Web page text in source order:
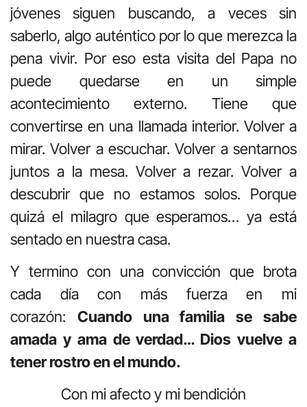
jóvenes siguen buscando, a veces sin
saberlo, algo auténtico por lo que merezca la
pena vivir. Por eso esta visita del Papa no
puede quedarse en un simple
acontecimiento externo. Tiene que
convertirse en una llamada interior. Volver a
mirar. Volver a escuchar. Volver a sentarnos
juntos a la mesa. Volver a rezar. Volver a
descubrir que no estamos solos. Porque
quizá el milagro que esperamos… ya está
sentado en nuestra casa.
Y termino con una convicción que brota
cada día con más fuerza en mi
corazón: Cuando una familia se sabe
amada y ama de verdad… Dios vuelve a
tener rostro en el mundo.
Con mi afecto y mi bendición